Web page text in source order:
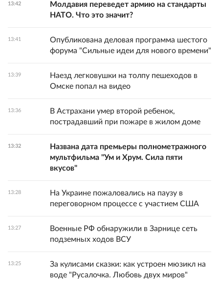
13:42
Молдавия переведет армию на стандарты
НАТО. Что это значит?
13:41
Опубликована деловая программа шестого
форума "Сильные идеи для нового времени"
13:39
Наезд легковушки на толпу пешеходов в
Омске попал на видео
13:36
В Астрахани умер второй ребенок,
пострадавший при пожаре в жилом доме
13:32
Названа дата премьеры полнометражного
мультфильма "Ум и Хрум. Сила пяти
вкусов"
13:28
На Украине пожаловались на паузу в
переговорном процессе с участием США
13:27
Военные РФ обнаружили в Зарнице сеть
подземных ходов ВСУ
13:25
За кулисами сказки: как устроен мюзикл на
воде "Русалочка. Любовь двух миров"